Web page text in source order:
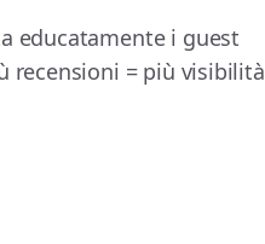
educatamente i guest
recensioni = più visibilità